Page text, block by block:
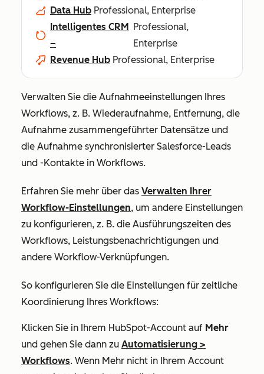
Data Hub Professional, Enterprise
Intelligentes CRM
–
Professional,
Enterprise
Revenue Hub Professional, Enterprise
Verwalten Sie die Aufnahmeeinstellungen Ihres
Workflows, z. B. Wiederaufnahme, Entfernung, die
Aufnahme zusammengeführter Datensätze und
die Aufnahme synchronisierter Salesforce-Leads
und -Kontakte in Workflows.
Erfahren Sie mehr über das Verwalten Ihrer
Workflow-Einstellungen, um andere Einstellungen
zu konfigurieren, z. B. die Ausführungszeiten des
Workflows, Leistungsbenachrichtigungen und
andere Workflow-Verknüpfungen.
So konfigurieren Sie die Einstellungen für zeitliche
Koordinierung Ihres Workflows:
Klicken Sie in Ihrem HubSpot-Account auf Mehr
und gehen Sie dann zu Automatisierung >
Workflows. Wenn Mehr nicht in Ihrem Account